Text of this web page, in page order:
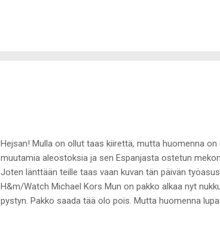
Hejsan! Mulla on ollut taas kiirettä, mutta huomenna on
muutamia aleostoksia ja sen Espanjasta ostetun
Joten länttään teille taas vaan kuvan tän päivän
H&m/Watch Michael Kors Mun on pakko alkaa nyt
pystyn. Pakko saada tää olo pois. Mutta huomenna